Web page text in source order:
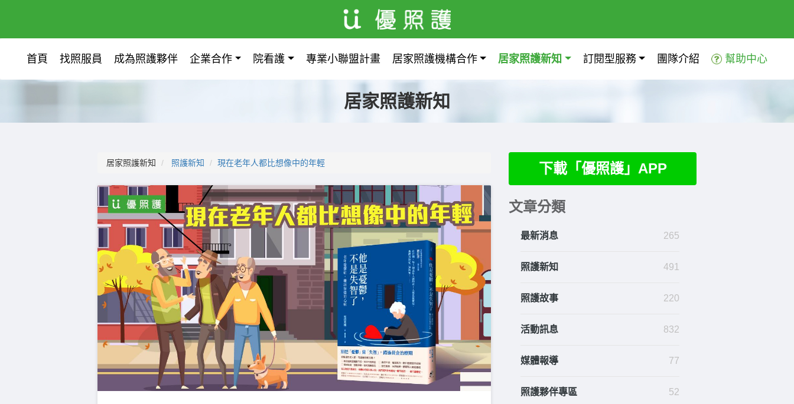
首頁 找照服員 成為照護夥伴 企業合作 院看護 專業小聯盟計畫 居家照護機構合作 居家照護新知 訂閱型服務 團隊介紹 幫助中心
居家照護新知
居家照護新知 照護新知 現在老年人都比想像中的年輕 下載「優照護」APP
文章分類
最新消息 265
照護新知 491
照護故事 220
活動訊息 832
媒體報導 77
照護夥伴專區 52